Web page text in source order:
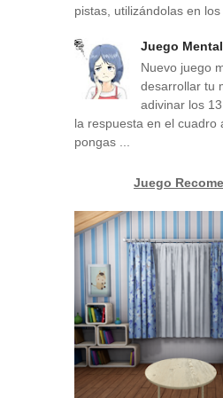
pistas, utilizándolas en los
Juego
Nuevo juego
desarrollar tu
adivinar los
la respuesta en el cuadro
pongas ...
Juego